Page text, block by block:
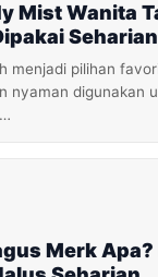
Mist Wanita
Seharian
menjadi pilihan
nyaman digunakan
Merk